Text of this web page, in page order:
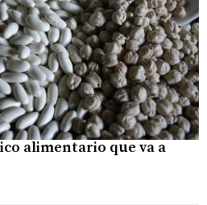
alimentario que va a